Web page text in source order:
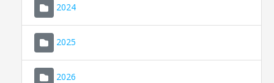
2024
2025
2026